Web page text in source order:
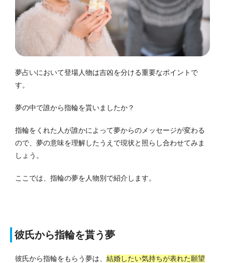
夢占いにおいて登場人物は吉凶を分ける重要なポイントで
す。
夢の中で誰から指輪を貰いましたか？
指輪をくれた人が誰かによって夢からのメッセージが変わる
ので、夢の意味を理解したうえで現状と照らし合わせてみま
しょう。
ここでは、指輪の夢を人物別で紹介します。
彼氏から指輪を貰う夢
彼氏から指輪をもらう夢は、 結婚したい気持ちが表れた願望